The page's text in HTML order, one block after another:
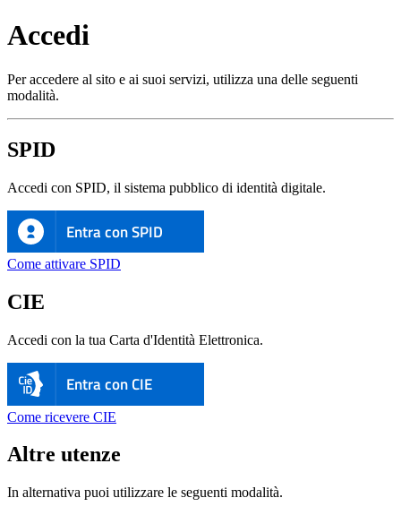
Accedi
Per accedere al sito e ai suoi servizi, utilizza una delle seguenti
modalità.
SPID
Accedi con SPID, il sistema pubblico di identità digitale.
Entra con SPID
Come attivare SPID
CIE
Accedi con la tua Carta d'Identità Elettronica.
Entra con CIE
Come ricevere CIE
Altre utenze
In alternativa puoi utilizzare le seguenti modalità.